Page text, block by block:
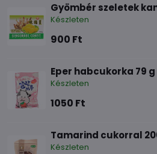
Gyömbér szeletek
Készleten
900 Ft
Eper habcukorka 79 g
Készleten
1050 Ft
Tamarind cukorral
Készleten